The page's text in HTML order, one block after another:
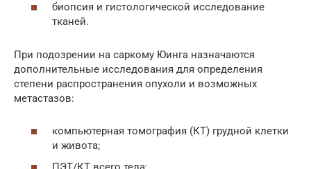
биопсия и гистологической исследование
тканей.
При подозрении на саркому Юинга назначаются
дополнительные исследования для определения
степени распространения опухоли и возможных
метастазов:
компьютерная томография (КТ) грудной клетки
и живота;